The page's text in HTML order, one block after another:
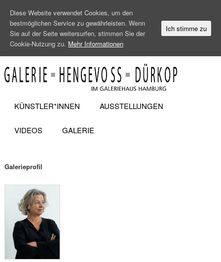
KÜNSTLER*INNEN AUSSTELLUNGEN
VIDEOS GALERIE
Galerieprofil
Diese Website verwendet Cookies, um den
bestmöglichen Service zu gewährleisten. Wenn
Sie auf der Seite weitersurfen, stimmen Sie der
Cookie-Nutzung zu. Mehr Informationen
Ich stimme zu